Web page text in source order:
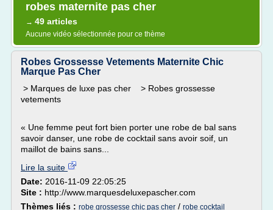
robes maternite pas cher
→ 49 articles
Aucune vidéo sélectionnée pour ce thème
Robes Grossesse Vetements Maternite Chic
Marque Pas Cher
> Marques de luxe pas cher > Robes grossesse
vetements
« Une femme peut fort bien porter une robe de bal sans
savoir danser, une robe de cocktail sans avoir soif, un
maillot de bains sans...
Lire la suite
Date: 2016-11-09 22:05:25
Site : http://www.marquesdeluxepascher.com
Thèmes liés : robe grossesse chic pas cher / robe cocktail